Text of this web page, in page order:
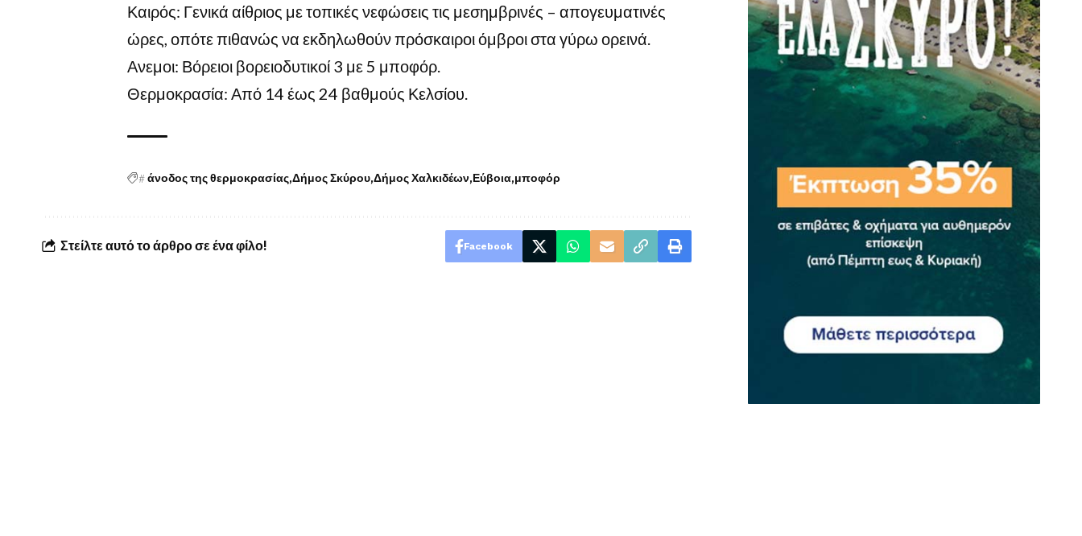
Καιρός: Γενικά αίθριος με τοπικές νεφώσεις τις μεσημβρινές – απογευματινές
ώρες, οπότε πιθανώς να εκδηλωθούν πρόσκαιροι όμβροι στα γύρω ορεινά.
Ανεμοι: Βόρειοι βορειοδυτικοί 3 με 5 μποφόρ.
Θερμοκρασία: Από 14 έως 24 βαθμούς Κελσίου.
#άνοδος της θερμοκρασίας Δήμος Σκύρου Δήμος Χαλκιδέων Εύβοια μποφόρ
Στείλτε αυτό το άρθρο σε ένα φίλο! Facebook